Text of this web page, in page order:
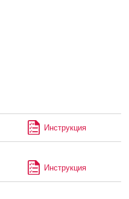
Инструкция
Инструкция